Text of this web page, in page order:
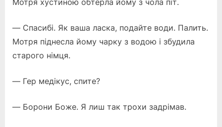
Мотря хустиною обтерла йому з чола піт.
— Спасибі. Як ваша ласка, подайте води. Палить.
Мотря піднесла йому чарку з водою і збудила
старого німця.
— Гер медікус, спите?
— Борони Боже. Я лиш так трохи задрімав.